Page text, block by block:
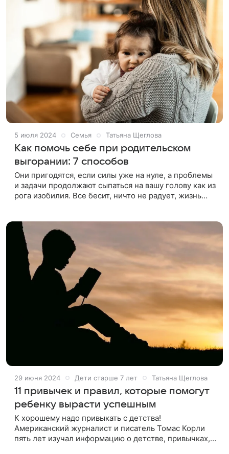
5 июля 2024 Семья Татьяна Щеглова
Как помочь себе при родительском
выгорании: 7 способов
Они пригодятся, если силы уже на нуле, а проблемы
и задачи продолжают сыпаться на вашу голову как из
рога изобилия. Все бесит, ничто не радует, жизнь
29 июня 2024 Дети старше 7 лет Татьяна Щеглова
11 привычек и правил, которые помогут
ребенку вырасти успешным
К хорошему надо привыкать с детства!
Американский журналист и писатель Томас Корли
пять лет изучал информацию о детстве, привычках,